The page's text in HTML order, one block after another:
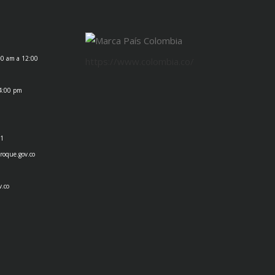
am a 12:00
pm